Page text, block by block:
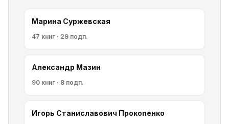
Марина Cyржевcкая
47 книг · 29 подп.
Александр Мазин
90 книг · 8 подп.
Игорь Станиславович Прокопенко